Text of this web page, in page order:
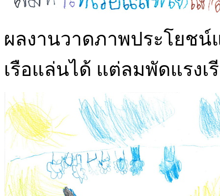
ผลงานวาดภาพประโยช
เรือแล่นได้ แต่ลมพัดแรงเ